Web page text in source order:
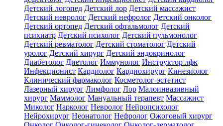
Детский логопед Детский лор Детский массажист
Детский невролог Детский нефролог Детский онколог
Детский ортопед Детский офтальмолог Детский
психиатр Детский психолог Детский пульмонолог
Детский ревматолог Детский стоматолог Детский
уролог Детский хирург Детский эндокринолог
Диабетолог Диетолог Иммунолог Инструктор лфк
Инфекционист Кардиолог Кардиохирург Кинезиолог
Клинический фармаколог Косметолог-эстетист
Лазерный хирург Лимфолог Лор Малоинвазивный
хирург Маммолог Мануальный терапевт Массажист
Миколог Нарколог Невролог Нейропсихолог
Нейрохирург Неонатолог Нефролог Ожоговый хирург